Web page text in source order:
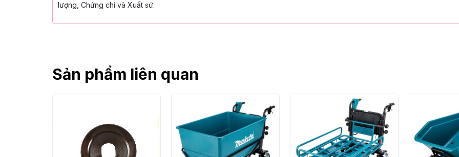
lượng, Chứng chỉ và Xuất sứ.
Sản phẩm liên quan